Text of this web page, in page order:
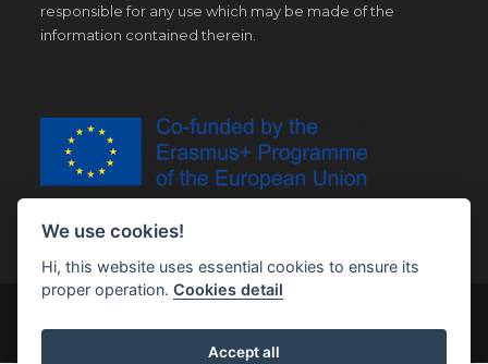
responsible for any use which may be made of the
information contained therein.
We use cookies!
Hi, this website uses essential cookies to ensure its
proper operation.Cookies detail
Accept all